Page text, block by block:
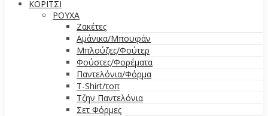
ΚΟΡΙΤΣΙ
ΡΟΥΧΑ
Ζακέτες
Αμάνικα/Μπουφάν
Μπλούζες/Φούτερ
Φούστες/Φορέματα
Παντελόνια/Φόρμα
T-Shirt/τοπ
Τζην Παντελόνια
Σετ Φόρμες